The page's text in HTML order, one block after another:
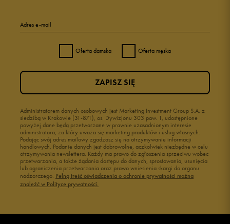
Adres e-mail
Oferta damska Oferta męska
Administratorem danych osobowych jest Marketing Investment Group S.A. z
siedzibą w Krakowie (31-871), os. Dywizjonu 303 paw. 1, udostępnione
powyżej dane będą przetwarzane w prawnie uzasadnionym interesie
administratora, za który uważa się marketing produktów i usług własnych.
Podając swój adres mailowy zgadzasz się na otrzymywanie informacji
handlowych. Podanie danych jest dobrowolne, aczkolwiek niezbędne w celu
otrzymywania newslettera. Każdy ma prawo do zgłoszenia sprzeciwu wobec
przetwarzania, a także żądania dostępu do danych, sprostowania, usunięcia
lub ograniczenia przetwarzania oraz prawo wniesienia skargi do organu
nadzorczego. Pełną treść oświadczenia o ochronie prywatności można
znaleźć w Polityce prywatności.
ZAPISZ SIĘ